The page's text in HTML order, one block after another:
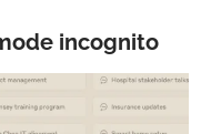
incognito